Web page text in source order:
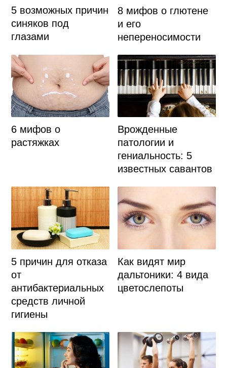
5 возможных причин
синяков под
глазами
8 мифов о глютене
и его
непереносимости
6 мифов о
растяжках
Врожденные
патологии и
гениальность: 5
известных савантов
5 причин для отказа
от
антибактериальных
средств личной
гигиены
Как видят мир
дальтоники: 4 вида
цветослепоты